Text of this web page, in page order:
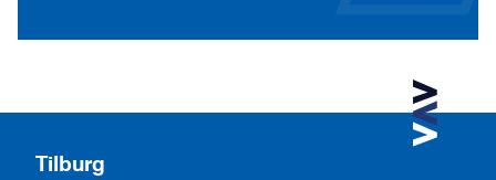
Tilburg